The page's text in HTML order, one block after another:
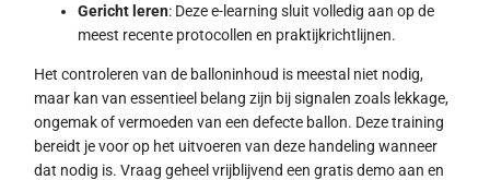
Gericht leren: Deze e-learning sluit volledig aan op de
meest recente protocollen en praktijkrichtlijnen.
Het controleren van de balloninhoud is meestal niet nodig,
maar kan van essentieel belang zijn bij signalen zoals lekkage,
ongemak of vermoeden van een defecte ballon. Deze training
bereidt je voor op het uitvoeren van deze handeling wanneer
dat nodig is. Vraag geheel vrijblijvend een gratis demo aan en